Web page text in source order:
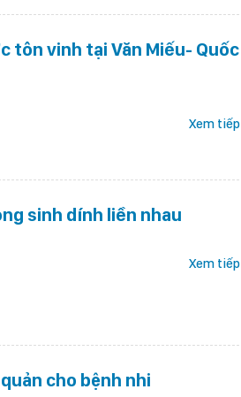
tôn vinh tại Văn Miếu- Quốc
Xem tiếp
sinh dính liền nhau
Xem tiếp
cho bệnh nhi